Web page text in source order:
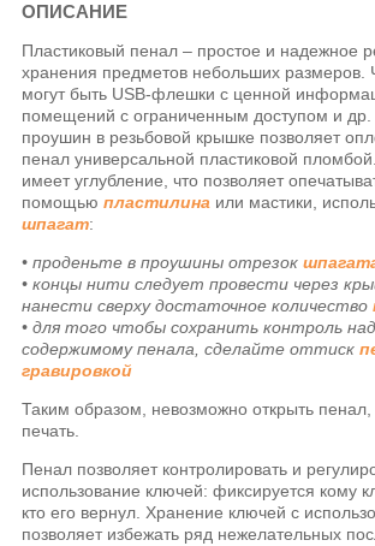
ОПИСАНИЕ
Пластиковый пенал – простое и надежное
хранения предметов небольших размеров.
могут быть USB-флешки с ценной
помещений с ограниченным доступом и
проушин в резьбовой крышке позволяет
пенал универсальной пластиковой
имеет углубление, что позволяет
помощьюпластилина или мастики,
шпагат:
• проденьте в проушины отрезок
• концы нити следует провести через
нанести сверху достаточное количество
• для того чтобы сохранить контроль
содержимому пенала, сделайте оттиск
гравировкой
Таким образом, невозможно открыть
печать.
Пенал позволяет контролировать и
использование ключей: фиксируется кому
кто его вернул. Хранение ключей с
позволяет избежать ряд нежелательных